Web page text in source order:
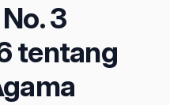
3
tentang